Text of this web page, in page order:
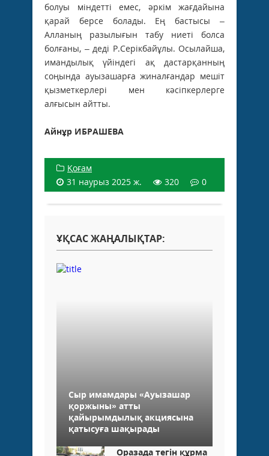
болуы міндетті емес, әркім жағдайына
қарай берсе болады. Ең бастысы –
Алланың разылығын табу ниеті болса
болғаны, – деді Р.Серікбайұлы. Осылайша,
имандылық үйіндегі ақ дастарқанның
соңында ауызашарға жиналғандар мешіт
қызметкерлері мен кәсіпкерлерге
алғысын айтты.
Айнұр ИБРАШЕВА
Қоғам
31 наурыз 2025 ж.
320 0
ҰҚСАС ЖАҢАЛЫҚТАР:
Сыр имамдары «Ауызашар
қоржыны» атты
қайырымдылық акциясына
қатысуға шақырады
Оразада тегін құрма